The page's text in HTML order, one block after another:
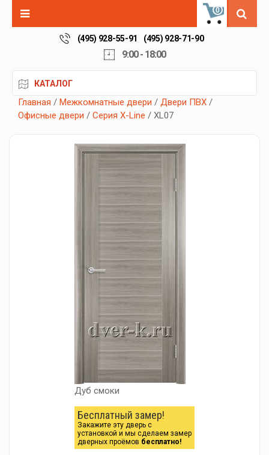
0
(495) 928-55-91 (495) 928-71-90
9:00 - 18:00
КАТАЛОГ
Главная / Межкомнатные двери / Двери ПВХ /
Офисные двери / Серия X-Line / XL07
Дуб смоки
Бесплатный замер!
Закажите эту дверь с
установкой и мы сделаем замер
дверных проёмов бесплатно!